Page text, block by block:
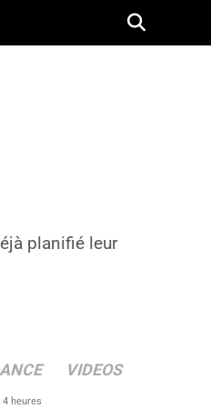
planifié leur
VIDEOS
4 heures